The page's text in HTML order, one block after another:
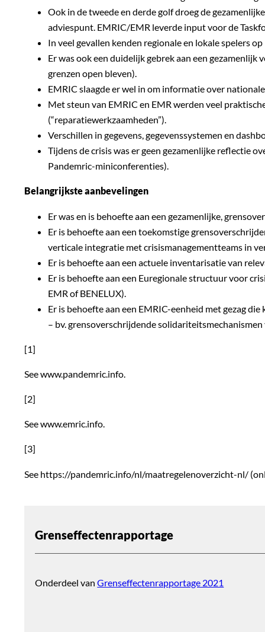
Ook in de tweede en derde golf droeg de
adviespunt. EMRIC/EMR leverde input voor de
In veel gevallen kenden regionale en lokale spelers
Er was ook een duidelijk gebrek aan een
grenzen open bleven).
EMRIC slaagde er wel in om informatie over
Met steun van EMRIC en EMR werden veel
(“reparatiewerkzaamheden”).
Verschillen in gegevens, gegevenssystemen en
Tijdens de crisis was er geen gezamenlijke reflectie
Pandemric-miniconferenties).
Belangrijkste aanbevelingen
Er was en is behoefte aan een gezamenlijke,
Er is behoefte aan een toekomstige
verticale integratie met crisismanagementteams in
Er is behoefte aan een actuele inventarisatie van
Er is behoefte aan een Euregionale structuur voor
EMR of BENELUX).
Er is behoefte aan een EMRIC-eenheid met gezag
– bv. grensoverschrijdende
[1]
See www.pandemric.info.
[2]
See www.emric.info.
[3]
See https://pandemric.info/nl/maatregelenoverzicht-nl/
Grenseffectenrapportage
Onderdeel vanGrenseffectenrapportage 2021